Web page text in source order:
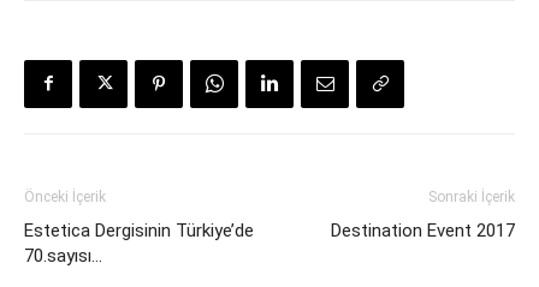
Önceki İçerik
Estetica Dergisinin Türkiye’de
70.sayısı…
Sonraki İçerik
Destination Event 2017